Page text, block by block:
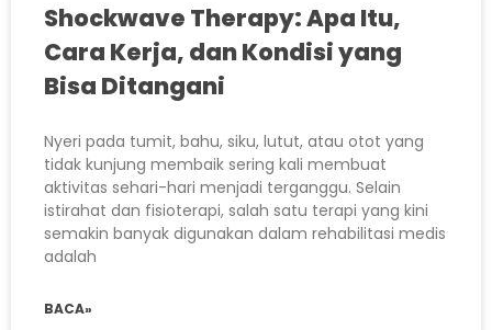
Shockwave Therapy: Apa Itu,
Cara Kerja, dan Kondisi yang
Bisa Ditangani
Nyeri pada tumit, bahu, siku, lutut, atau otot yang
tidak kunjung membaik sering kali membuat
aktivitas sehari-hari menjadi terganggu. Selain
istirahat dan fisioterapi, salah satu terapi yang kini
semakin banyak digunakan dalam rehabilitasi medis
adalah
BACA»